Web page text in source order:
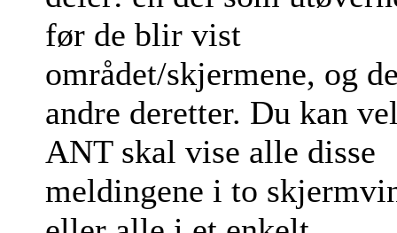
før de blir vist
området/skjermene, og
andre deretter. Du kan
ANT skal vise alle disse
meldingene i to